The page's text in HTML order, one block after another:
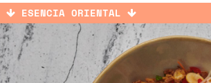
ESENCIA ORIENTAL